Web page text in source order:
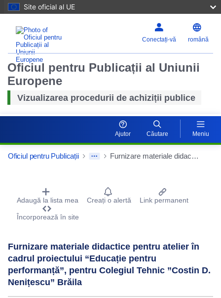
Site oficial al UE
Conectați-vă română
Oficiul pentru Publicații al Uniunii
Europene
Vizualizarea procedurii de achiziții publice
Ajutor Căutare Meniu
Oficiul pentru Publicații Furnizare materiale didactice pentru atelier în cadrul proiectului “Educație pentru performanță”, pentru Colegiul Tehnic ”Costin D. Nenițescu” Brăila
Procurement Detail Actions Portlet
Adaugă la lista mea Creați o alertă Link permanent
Încorporează în site
Furnizare materiale didactice pentru atelier în
cadrul proiectului “Educație pentru
performanță”, pentru Colegiul Tehnic ”Costin D.
Nenițescu” Brăila